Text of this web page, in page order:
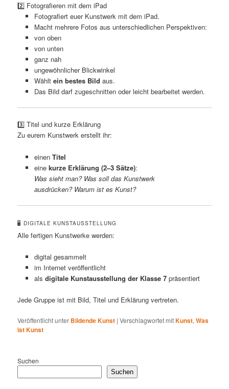
2️⃣ Fotografieren mit dem iPad
Fotografiert euer Kunstwerk mit dem iPad.
Macht mehrere Fotos aus unterschiedlichen Perspektiven:
von oben
von unten
ganz nah
ungewöhnlicher Blickwinkel
Wählt ein bestes Bild aus.
Das Bild darf zugeschnitten oder leicht bearbeitet werden.
3️⃣ Titel und kurze Erklärung
Zu eurem Kunstwerk erstellt ihr:
einen Titel
eine kurze Erklärung (2–3 Sätze):
Was sieht man? Was soll das Kunstwerk
ausdrücken? Warum ist es Kunst?
🖥️ DIGITALE KUNSTAUSSTELLUNG
Alle fertigen Kunstwerke werden:
digital gesammelt
im Internet veröffentlicht
als digitale Kunstausstellung der Klasse 7präsentiert
Jede Gruppe ist mit Bild, Titel und Erklärung vertreten.
Veröffentlicht unter Bildende Kunst |Verschlagwortet mitKunst,Was
ist Kunst
Suchen
Suchen